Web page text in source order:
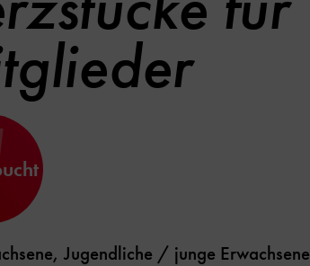
Jugendliche / junge Erwachsene